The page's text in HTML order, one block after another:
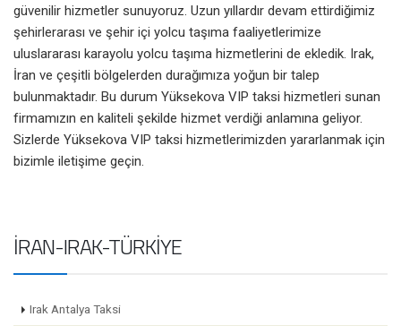
güvenilir hizmetler sunuyoruz. Uzun yıllardır devam ettirdiğimiz
şehirlerarası ve şehir içi yolcu taşıma faaliyetlerimize
uluslararası karayolu yolcu taşıma hizmetlerini de ekledik. Irak,
İran ve çeşitli bölgelerden durağımıza yoğun bir talep
bulunmaktadır. Bu durum Yüksekova VIP taksi hizmetleri sunan
firmamızın en kaliteli şekilde hizmet verdiği anlamına geliyor.
Sizlerde Yüksekova VIP taksi hizmetlerimizden yararlanmak için
bizimle iletişime geçin.
İRAN-IRAK-TÜRKIYE
Irak Antalya Taksi